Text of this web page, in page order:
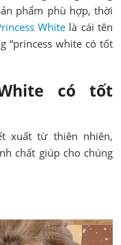
phẩm phù hợp, thời
Whitelà cái tên
“princess white có tốt
có tốt
xuất từ thiên nhiên,
chất giúp cho chúng